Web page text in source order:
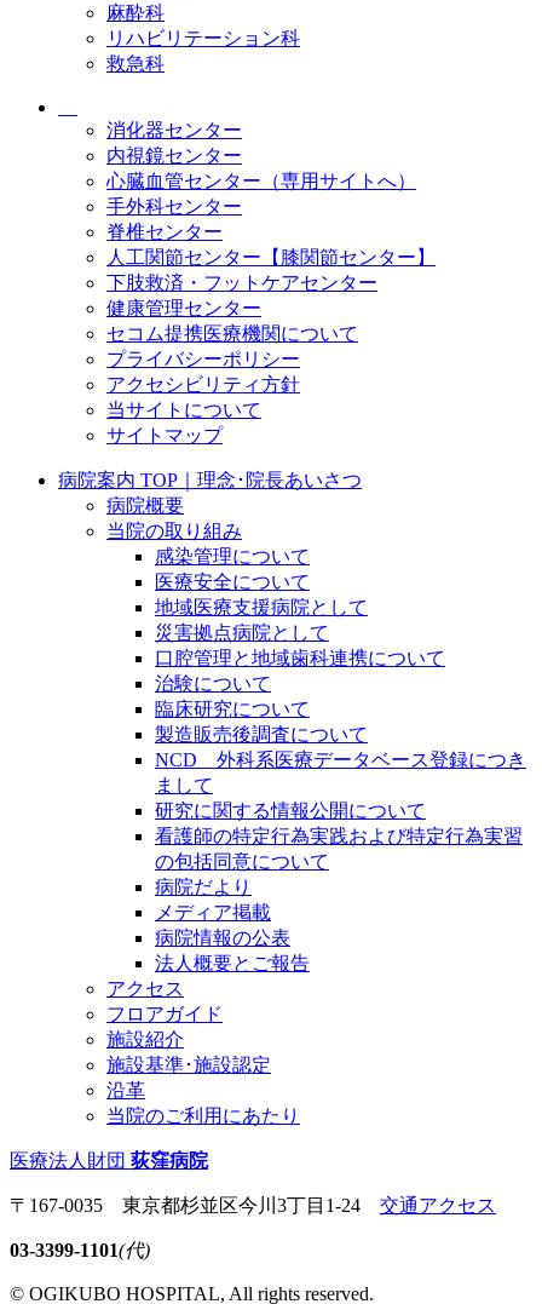
麻酔科
リハビリテーション科
救急科
消化器センター
内視鏡センター
心臓血管センター（専用サイトへ）
手外科センター
脊椎センター
人工関節センター【膝関節センター】
下肢救済・フットケアセンター
健康管理センター
セコム提携医療機関について
プライバシーポリシー
アクセシビリティ方針
当サイトについて
サイトマップ
病院案内 TOP｜理念･院長あいさつ
病院概要
当院の取り組み
感染管理について
医療安全について
地域医療支援病院として
災害拠点病院として
口腔管理と地域歯科連携について
治験について
臨床研究について
製造販売後調査について
NCD 外科系医療データベース登録につき
まして
研究に関する情報公開について
看護師の特定行為実践および特定行為実習
の包括同意について
病院だより
メディア掲載
病院情報の公表
法人概要とご報告
アクセス
フロアガイド
施設紹介
施設基準･施設認定
沿革
当院のご利用にあたり
医療法人財団 荻窪病院
〒167-0035 東京都杉並区今川3丁目1-24 交通アクセス
03-3399-1101(代)
© OGIKUBO HOSPITAL, All rights reserved.